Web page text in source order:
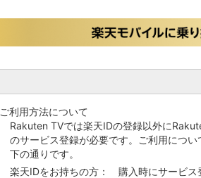
ご利用方法について
Rakuten TVでは楽天IDの登録以外に
のサービス登録が必要です。ご利用につい
下の通りです。
楽天IDをお持ちの方： 購入時にサービス